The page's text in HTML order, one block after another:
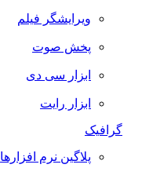
ویرایشگر فیلم
پخش صوت
ابزار سی دی
ابزار رایت
گرافیک
پلاگین نرم افزارها